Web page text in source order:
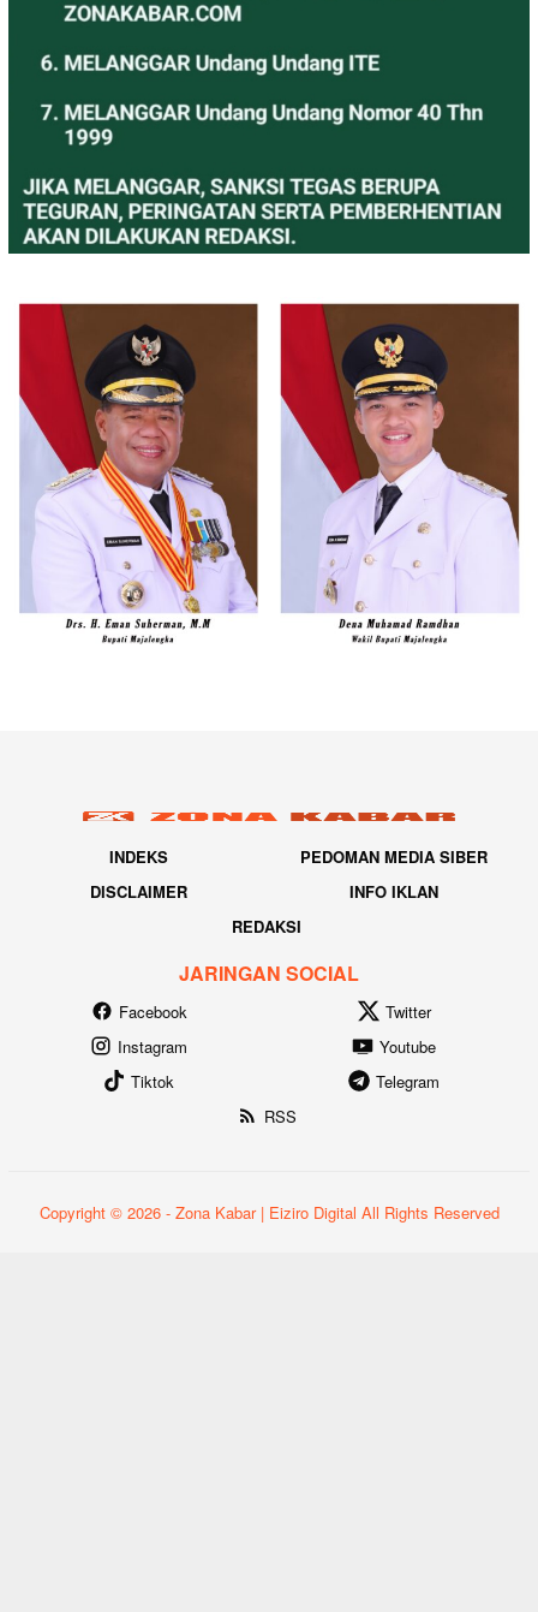
INDEKS
PEDOMAN MEDIA SIBER
DISCLAIMER
INFO IKLAN
REDAKSI
JARINGAN SOCIAL
Facebook
Twitter
Instagram
Youtube
Tiktok
Telegram
RSS
Copyright © 2026 - Zona Kabar | Eiziro Digital All Rights Reserved